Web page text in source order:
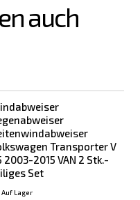
auch
Transporter V
2003-2015 VAN 2 Stk.-
Set
Auf Lager